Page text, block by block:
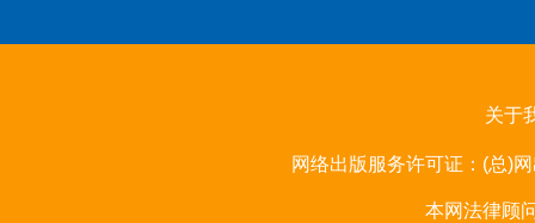
关于
网络出版服务许可证：(总)
本网法律顾